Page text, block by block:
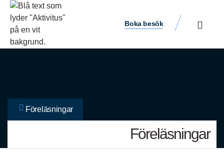
Boka besök
Föreläsningar
Föreläsningar